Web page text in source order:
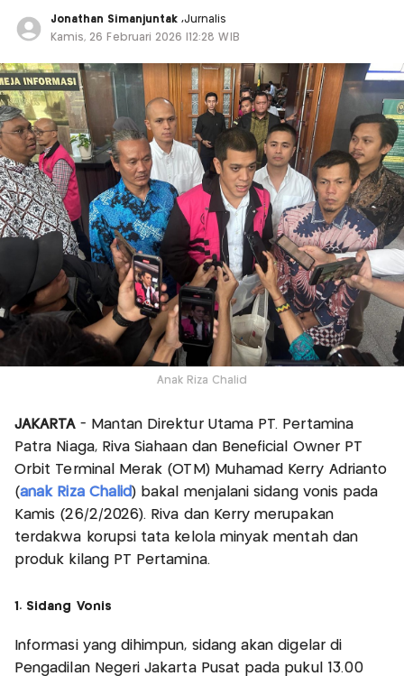
Jonathan Simanjuntak,Jurnalis
Kamis, 26 Februari 2026 |12:28 WIB
Anak Riza Chalid
JAKARTA- Mantan Direktur Utama PT. Pertamina
Patra Niaga, Riva Siahaan dan Beneficial Owner PT
Orbit Terminal Merak (OTM) Muhamad Kerry Adrianto
(anak Riza Chalid) bakal menjalani sidang vonis pada
Kamis (26/2/2026). Riva dan Kerry merupakan
terdakwa korupsi tata kelola minyak mentah dan
produk kilang PT Pertamina.
1. Sidang Vonis
Informasi yang dihimpun, sidang akan digelar di
Pengadilan Negeri Jakarta Pusat pada pukul 13.00